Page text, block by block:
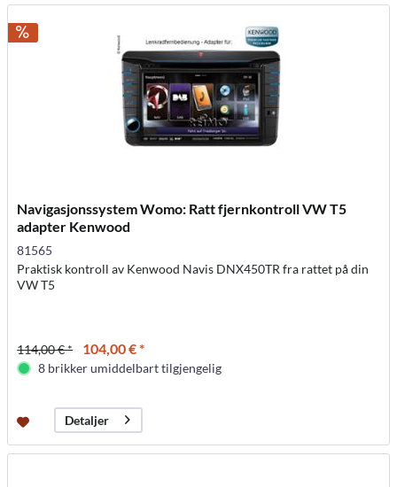
Navigasjonssystem Womo: Ratt fjernkontroll VW T5
adapter Kenwood
81565
Praktisk kontroll av Kenwood Navis DNX450TR fra rattet på din
VW T5
114,00 € * 104,00 € *
8 brikker umiddelbart tilgjengelig
Detaljer